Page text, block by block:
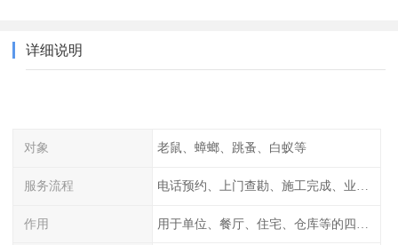
详细说明
对象 老鼠、蟑螂、跳蚤、白蚁等
服务流程
作用